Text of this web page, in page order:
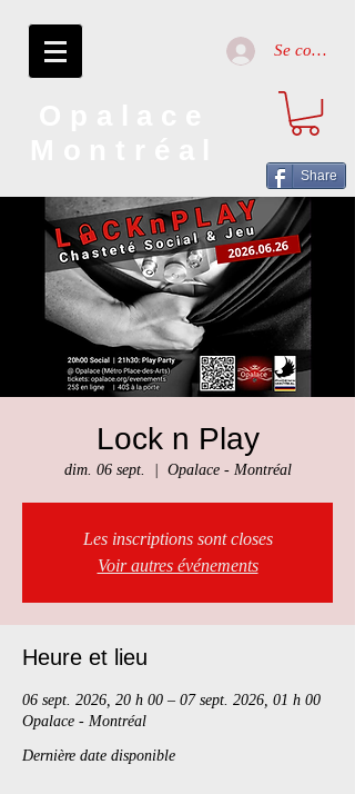
Se connecter
Share
Lock n Play
dim. 06 sept. Opalace - Montréal
Les inscriptions sont closes
Voir autres événements
Heure et lieu
06 sept. 2026, 20 h 00 – 07 sept. 2026, 01 h 00
Opalace - Montréal
Dernière date disponible